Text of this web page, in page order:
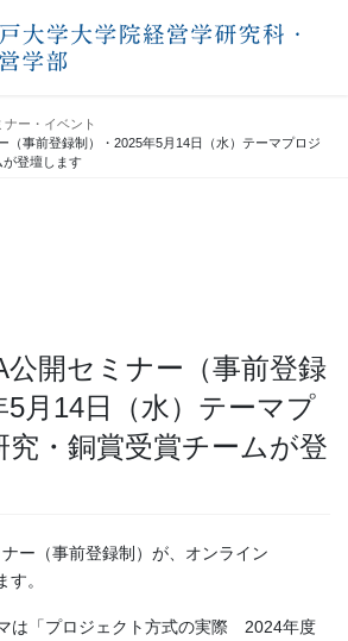
ナー・イベント
（事前登録制）・2025年5月14日（水）テーマプロジ
が登壇します
公開セミナー（事前登録
5月14日（水）テーマプ
究・銅賞受賞チームが登
ー（事前登録制）が、オンライン
す。
は「プロジェクト方式の実際 2024年度